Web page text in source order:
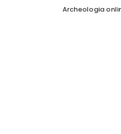
Archeologia